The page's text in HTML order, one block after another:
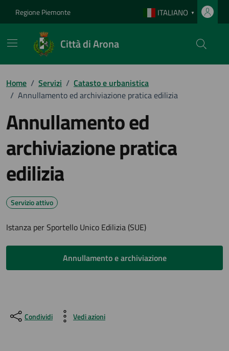
Regione Piemonte ITALIANO ▼
Città di Arona
Home / Servizi / Catasto e urbanistica
/ Annullamento ed archiviazione pratica edilizia
Annullamento ed
archiviazione pratica
edilizia
Servizio attivo
Istanza per Sportello Unico Edilizia (SUE)
Annullamento e archiviazione
Condividi Vedi azioni